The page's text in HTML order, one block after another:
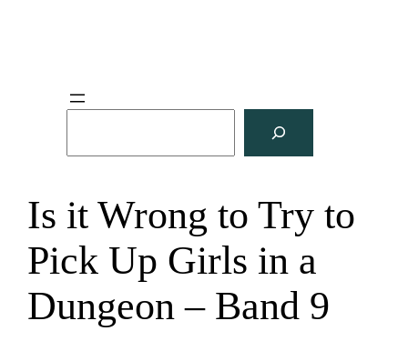
e
Is it Wrong to Try to
Pick Up Girls in a
Dungeon – Band 9